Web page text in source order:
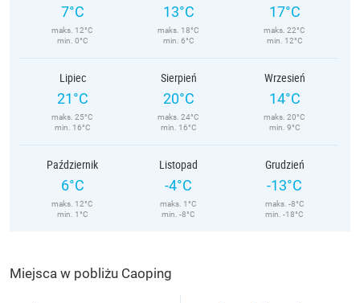
7°C
maks. 12°C
min. 0°C
13°C
maks. 18°C
min. 6°C
17°C
maks. 22°C
min. 12°C
Lipiec
21°C
maks. 25°C
min. 16°C
Sierpień
20°C
maks. 24°C
min. 16°C
Wrzesień
14°C
maks. 20°C
min. 9°C
Październik
6°C
maks. 12°C
min. 1°C
Listopad
-4°C
maks. 1°C
min. -8°C
Grudzień
-13°C
maks. -8°C
min. -18°C
Miejsca w pobliżu Caoping